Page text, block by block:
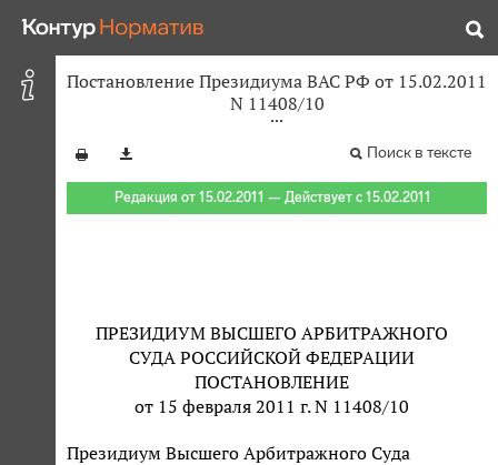
Постановление Президиума ВАС РФ от 15.02.2011
N 11408/10
Поиск в тексте
Редакция от 15.02.2011 — Действует с 15.02.2011
ПРЕЗИДИУМ ВЫСШЕГО АРБИТРАЖНОГО
СУДА РОССИЙСКОЙ ФЕДЕРАЦИИ
ПОСТАНОВЛЕНИЕ
от 15 февраля 2011 г. N 11408/10
Президиум Высшего Арбитражного Суда